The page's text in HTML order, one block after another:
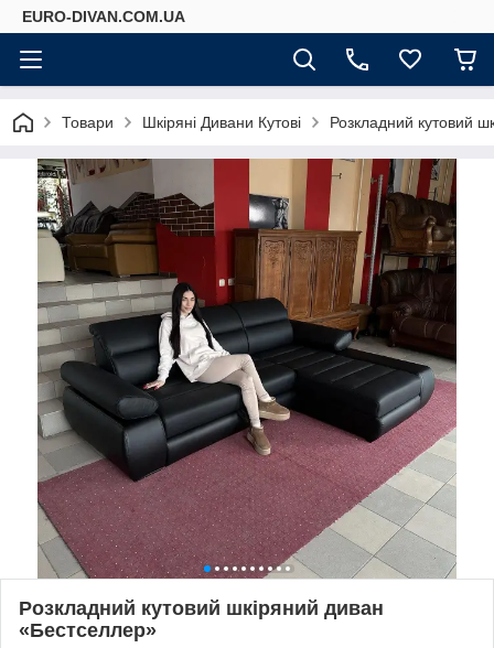
EURO-DIVAN.COM.UA
Товари Шкіряні Дивани Кутові Розкладний кутовий
Розкладний кутовий шкіряний диван
«Бестселлер»